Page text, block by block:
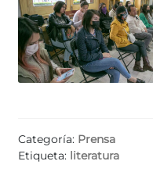
Categoría: Prensa
Etiqueta: literatura